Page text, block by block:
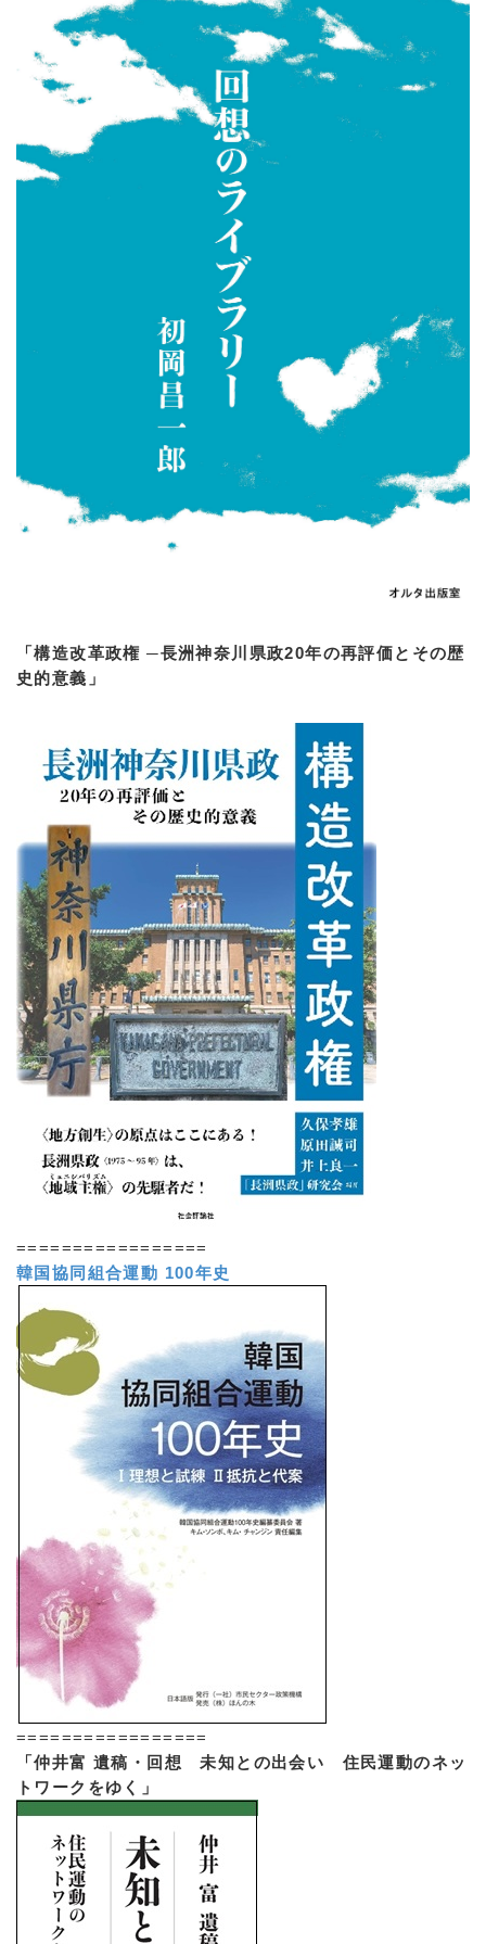
「構造改革政権 ─長洲神奈川県政20年の再評価とその歴
史的意義」
=================
韓国協同組合運動 100年史
=================
「仲井富 遺稿・回想 未知との出会い 住民運動のネッ
トワークをゆく」